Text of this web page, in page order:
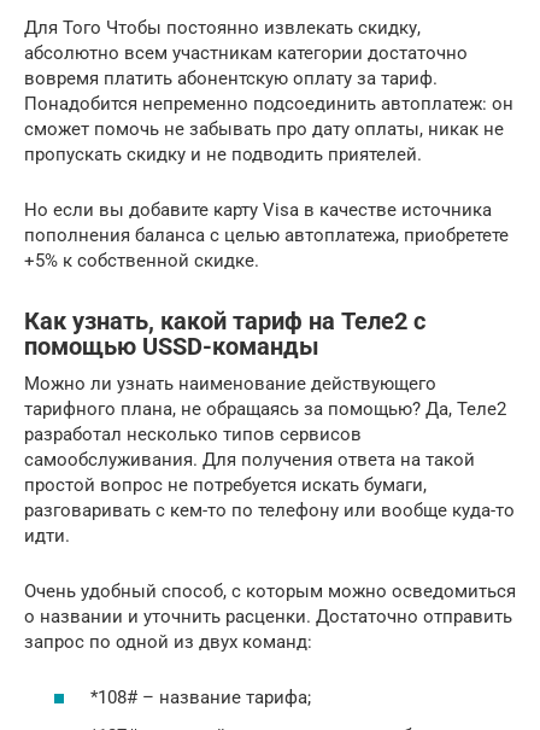
Для Того Чтобы постоянно извлекать скидку,
абсолютно всем участникам категории достаточно
вовремя платить абонентскую оплату за тариф.
Понадобится непременно подсоединить автоплатеж: он
сможет помочь не забывать про дату оплаты, никак не
пропускать скидку и не подводить приятелей.
Но если вы добавите карту Visa в качестве источника
пополнения баланса с целью автоплатежа, приобретете
+5% к собственной скидке.
Как узнать, какой тариф на Теле2 с
помощью USSD-команды
Можно ли узнать наименование действующего
тарифного плана, не обращаясь за помощью? Да, Теле2
разработал несколько типов сервисов
самообслуживания. Для получения ответа на такой
простой вопрос не потребуется искать бумаги,
разговаривать с кем-то по телефону или вообще куда-то
идти.
Очень удобный способ, с которым можно осведомиться
о названии и уточнить расценки. Достаточно отправить
запрос по одной из двух команд:
*108# – название тарифа;